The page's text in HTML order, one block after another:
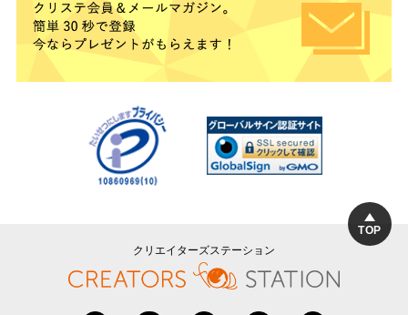
TOP
クリエイターズステーション